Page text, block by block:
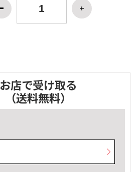
お店で受け取る
（送料無料）